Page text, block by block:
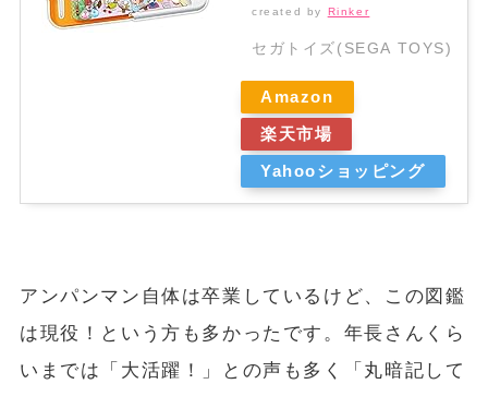
created by Rinker
セガトイズ(SEGA TOYS)
Amazon
楽天市場
Yahooショッピング
アンパンマン自体は卒業しているけど、この図鑑
は現役！という方も多かったです。年長さんくら
いまでは「大活躍！」との声も多く「丸暗記して